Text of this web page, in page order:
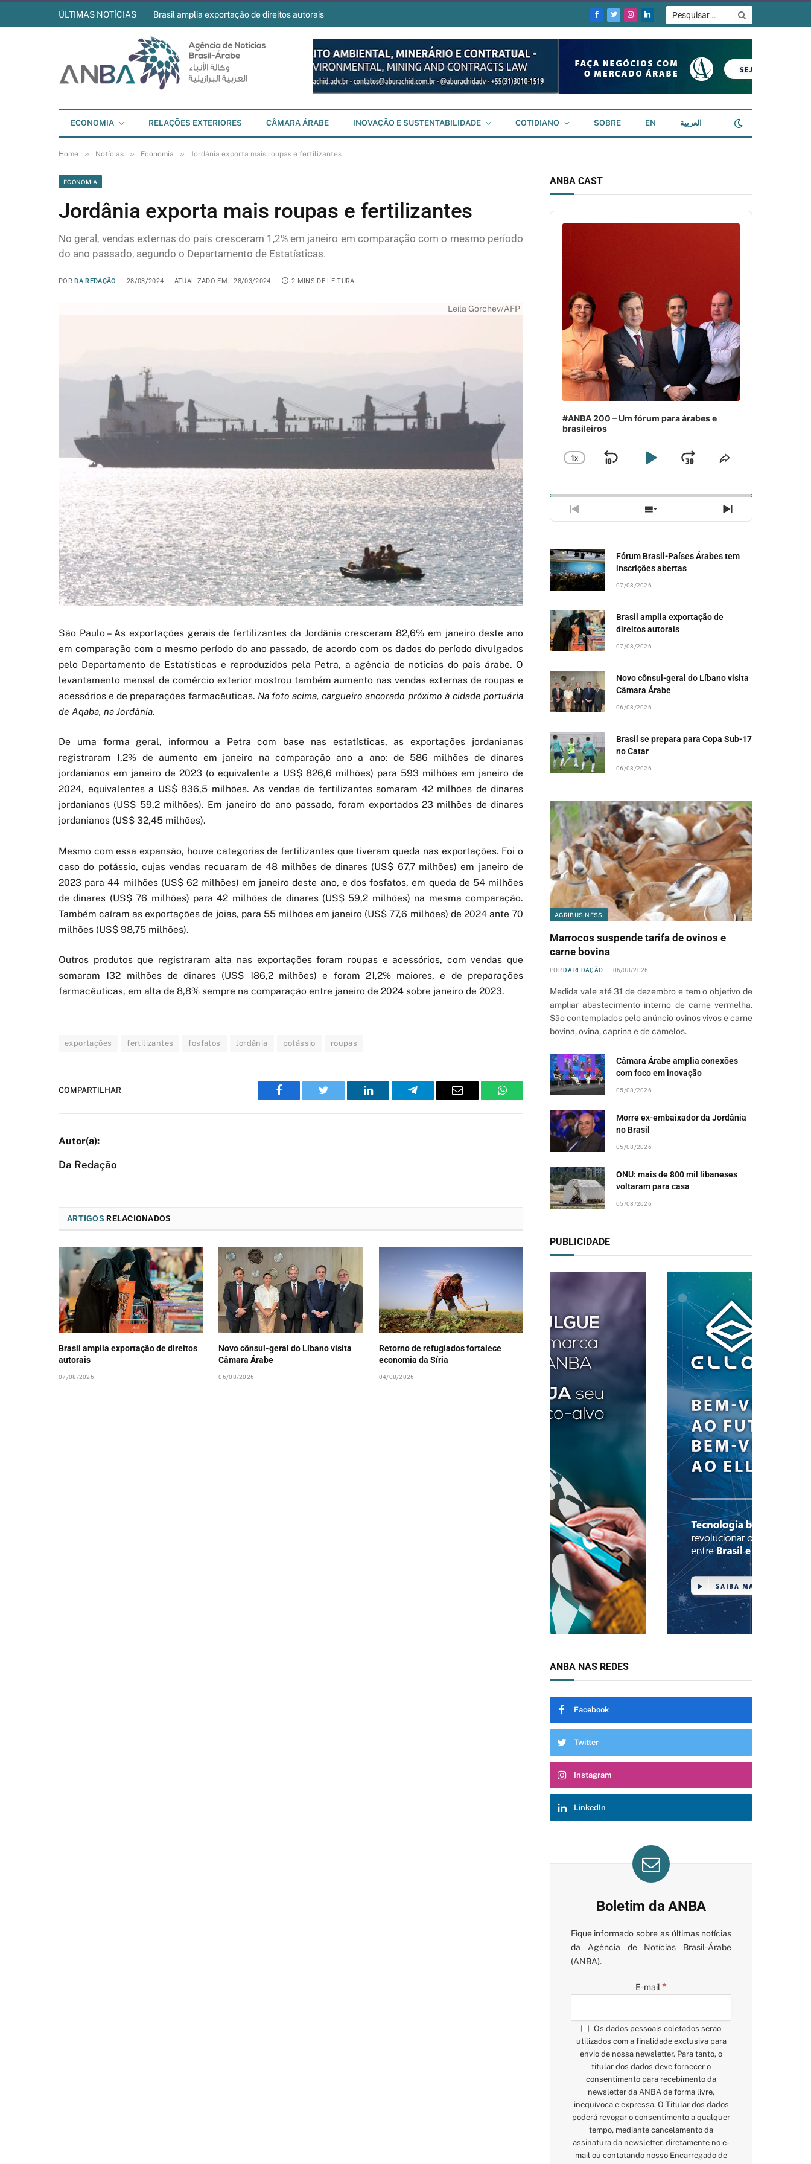
ÚLTIMAS NOTÍCIAS Brasil amplia exportação de direitos autorais
Facebook
TwitterInstagram
LinkedIn
ECONOMIA RELAÇÕES EXTERIORES CÂMARA ÁRABE INOVAÇÃO E SUSTENTABILIDADE COTIDIANO SOBRE EN العربية
Home » Notícias » Economia » Jordânia exporta mais roupas e fertilizantes
ECONOMIA
Jordânia exporta mais roupas e fertilizantes
No geral, vendas externas do país cresceram 1,2% em janeiro em comparação com o mesmo período
do ano passado, segundo o Departamento de Estatísticas.
POR DA REDAÇÃO 28/03/2024 ATUALIZADO EM: 28/03/2024 2 MINS DE LEITURA
Leila Gorchev/AFP
São Paulo – As exportações gerais de fertilizantes da Jordânia cresceram 82,6% em janeiro deste ano
em comparação com o mesmo período do ano passado, de acordo com os dados do período divulgados
pelo Departamento de Estatísticas e reproduzidos pela Petra, a agência de notícias do país árabe. O
levantamento mensal de comércio exterior mostrou também aumento nas vendas externas de roupas e
acessórios e de preparações farmacêuticas. Na foto acima, cargueiro ancorado próximo à cidade portuária
de Aqaba, na Jordânia.
De uma forma geral, informou a Petra com base nas estatísticas, as exportações jordanianas
registraram 1,2% de aumento em janeiro na comparação ano a ano: de 586 milhões de dinares
jordanianos em janeiro de 2023 (o equivalente a US$ 826,6 milhões) para 593 milhões em janeiro de
2024, equivalentes a US$ 836,5 milhões. As vendas de fertilizantes somaram 42 milhões de dinares
jordanianos (US$ 59,2 milhões). Em janeiro do ano passado, foram exportados 23 milhões de dinares
jordanianos (US$ 32,45 milhões).
Mesmo com essa expansão, houve categorias de fertilizantes que tiveram queda nas exportações. Foi o
caso do potássio, cujas vendas recuaram de 48 milhões de dinares (US$ 67,7 milhões) em janeiro de
2023 para 44 milhões (US$ 62 milhões) em janeiro deste ano, e dos fosfatos, em queda de 54 milhões
de dinares (US$ 76 milhões) para 42 milhões de dinares (US$ 59,2 milhões) na mesma comparação.
Também caíram as exportações de joias, para 55 milhões em janeiro (US$ 77,6 milhões) de 2024 ante 70
milhões (US$ 98,75 milhões).
Outros produtos que registraram alta nas exportações foram roupas e acessórios, com vendas que
somaram 132 milhões de dinares (US$ 186,2 milhões) e foram 21,2% maiores, e de preparações
farmacêuticas, em alta de 8,8% sempre na comparação entre janeiro de 2024 sobre janeiro de 2023.
exportações fertilizantes fosfatos Jordânia potássio roupas
COMPARTILHAR
Facebook Twitter LinkedIn Telegram Email WhatsApp
Da Redação
ARTIGOS RELACIONADOS
Brasil amplia exportação de direitos
autorais
07/08/2026
Novo cônsul-geral do Líbano visita
Câmara Árabe
06/08/2026
Retorno de refugiados fortalece
economia da Síria
04/08/2026
ANBA CAST
Audio
Player
#ANBA 200 – Um fórum para árabes e
brasileiros
CHANGE
1X
SKIPPLAYJUMP
PREVIOUS
EPISODE
SHOW
EPISODES
NEXT
EPISODE
Fórum Brasil-Países Árabes tem
inscrições abertas
07/08/2026
Brasil amplia exportação de
direitos autorais
07/08/2026
Novo cônsul-geral do Líbano visita
Câmara Árabe
06/08/2026
Brasil se prepara para Copa Sub-17
no Catar
06/08/2026
AGRIBUSINESS
Marrocos suspende tarifa de ovinos e
carne bovina
POR DA REDAÇÃO 06/08/2026
Medida vale até 31 de dezembro e tem o objetivo de
ampliar abastecimento interno de carne vermelha.
São contemplados pelo anúncio ovinos vivos e carne
bovina, ovina, caprina e de camelos.
Câmara Árabe amplia conexões
com foco em inovação
05/08/2026
Morre ex-embaixador da Jordânia
no Brasil
05/08/2026
ONU: mais de 800 mil libaneses
voltaram para casa
05/08/2026
PUBLICIDADE
ANBA NAS REDES
Facebook
Twitter
Instagram
LinkedIn
Boletim da ANBA
Fique informado sobre as últimas notícias
da Agência de Notícias Brasil-Árabe
(ANBA).
E-mail *
Os dados pessoais coletados serão
utilizados com a finalidade exclusiva para
envio de nossa newsletter. Para tanto, o
titular dos dados deve fornecer o
consentimento para recebimento da
newsletter da ANBA de forma livre,
inequívoca e expressa. O Titular dos dados
poderá revogar o consentimento a qualquer
tempo, mediante cancelamento da
assinatura da newsletter, diretamente no e-
mail ou contatando nosso Encarregado de